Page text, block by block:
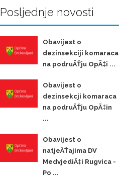
Posljednje novosti
Obavijest o
dezinsekciji komaraca
na podruÄŤju OpÄ‡i ...
Obavijest o
dezinsekcji komaraca
na podruÄŤju OpÄ‡in
...
Obavijest o
natjeÄŤajima DV
MedvjediÄ‡i Rugvica -
Po ...